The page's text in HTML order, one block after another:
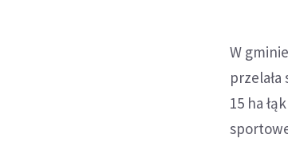
W
15 ha